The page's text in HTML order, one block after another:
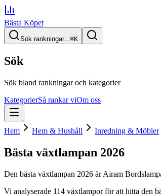
Bästa Köpet
Sök rankningar...⌘K
Sök
Sök bland rankningar och kategorier
KategorierSå rankar viOm oss
Hem Hem & Hushåll Inredning & Möbler
Bästa växtlampan 2026
Den bästa växtlampan 2026 ärAiram
Vi analyserade 114 växtlamporför att hitta den